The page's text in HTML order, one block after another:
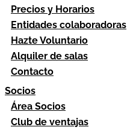
Precios y Horarios
Entidades colaboradoras
Hazte Voluntario
Alquiler de salas
Contacto
Socios
Área Socios
Club de ventajas